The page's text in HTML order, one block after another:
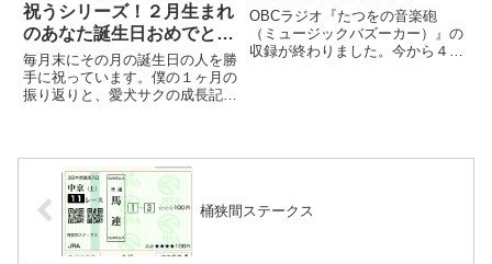
祝うシリーズ！２月生まれ
のあなた誕生日おめでとう
♪
毎月末にその月の誕生日の人を勝
手に祝っています。僕の１ヶ月の
振り返りと、愛犬サクの成長記で
OBCラジオ『たつをの音楽砲
（ミュージックバズーカー）』の
収録が終わりました。今から４時
ま...
桶狭間ステークス